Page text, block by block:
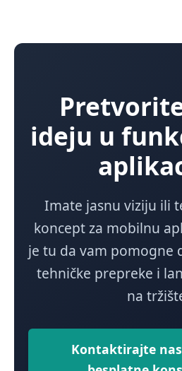
ideju u
Imate jasnu viziju ili
koncept za mobilnu
je tu da vam pomogne
tehničke prepreke i
na
Kontaktirajte